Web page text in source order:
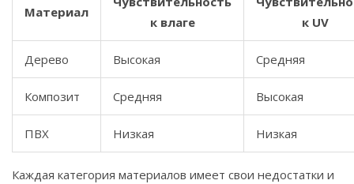
Материал
к влаге
к UV
Дерево Высокая Средняя
Композит Средняя Высокая
ПВХ Низкая Низкая
Каждая категория материалов имеет свои недостатки и